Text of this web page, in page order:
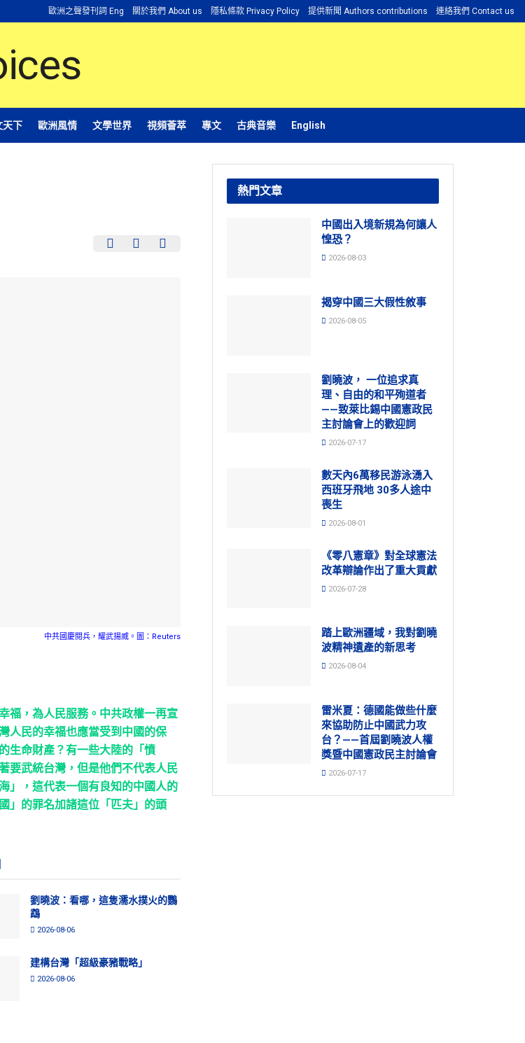
歐洲之聲發刊詞 Eng 關於我們 About us 隱私條款 Privacy Policy 提供新聞 Authors contributions 連絡我們 Contact us
天下 歐洲風情 文學世界 視頻薈萃 專文 古典音樂 English
中共國慶閱兵，耀武揚威。圖：Reuters
福，為人民服務。中共政權一再宣
人民的幸福也應當受到中國的保
生命財產？有一些大陸的「憤
要武統台灣，但是他們不代表人民
」，這代表一個有良知的中國人的
」的罪名加諸這位「匹夫」的頭
劉曉波：看哪，這隻濡水撲火的鸚
鵡
2026-08-06
建構台灣「超級豪豬戰略」
2026-08-06
熱門文章
中國出入境新規為何讓人
惶恐？
2026-08-03
揭穿中國三大假性敘事
2026-08-05
劉曉波， 一位追求真
理、自由的和平殉道者
——致萊比錫中國憲政民
主討論會上的歡迎詞
2026-07-17
數天內6萬移民游泳湧入
西班牙飛地 30多人途中
喪生
2026-08-01
《零八憲章》對全球憲法
改革辯論作出了重大貢獻
2026-07-28
踏上歐洲疆域，我對劉曉
波精神遺產的新思考
2026-08-04
雷米夏：德國能做些什麼
來協助防止中國武力攻
台？——首屆劉曉波人權
獎暨中國憲政民主討論會
2026-07-17